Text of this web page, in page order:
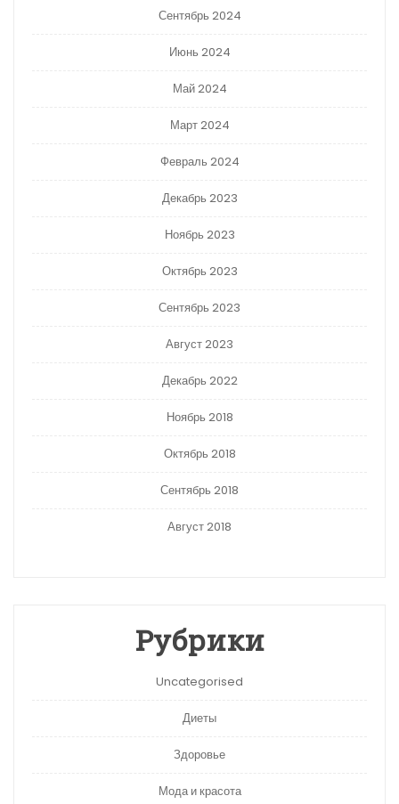
Сентябрь 2024
Июнь 2024
Май 2024
Март 2024
Февраль 2024
Декабрь 2023
Ноябрь 2023
Октябрь 2023
Сентябрь 2023
Август 2023
Декабрь 2022
Ноябрь 2018
Октябрь 2018
Сентябрь 2018
Август 2018
Рубрики
Uncategorised
Диеты
Здоровье
Мода и красота